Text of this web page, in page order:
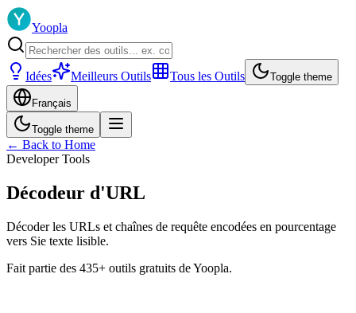
Yoopla
Idées Meilleurs Outils Tous les Outils Toggle theme
Français
Toggle theme
← Back to Home
Developer Tools
Décodeur d'URL
Décoder les URLs et chaînes de requête encodées en pourcentage
vers Sie texte lisible.
Fait partie des 435+ outils gratuits de Yoopla.